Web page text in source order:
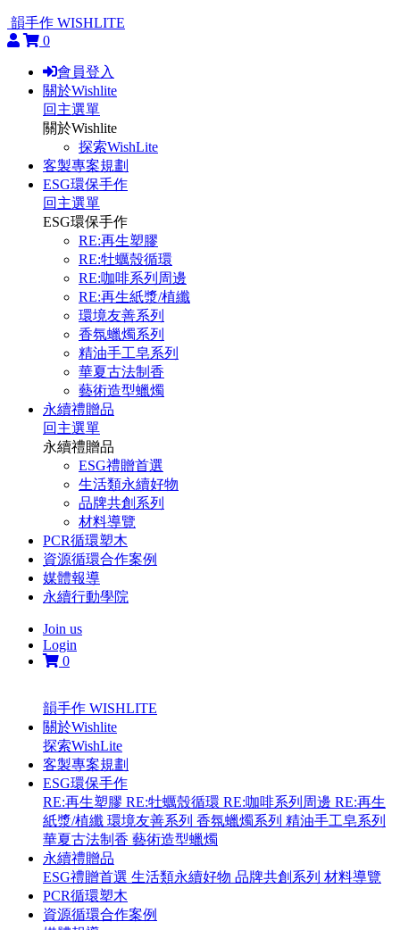
韻手作 WISHLITE
0
會員登入
關於Wishlite
回主選單
關於Wishlite
探索WishLite
客製專案規劃
ESG環保手作
回主選單
ESG環保手作
RE:再生塑膠
RE:牡蠣殼循環
RE:咖啡系列周邊
RE:再生紙漿/植纖
環境友善系列
香氛蠟燭系列
精油手工皂系列
華夏古法制香
藝術造型蠟燭
永續禮贈品
回主選單
永續禮贈品
ESG禮贈首選
生活類永續好物
品牌共創系列
材料導覽
PCR循環塑木
資源循環合作案例
媒體報導
永續行動學院
Join us
Login
0
韻手作 WISHLITE
關於Wishlite
探索WishLite
客製專案規劃
ESG環保手作
RE:再生塑膠 RE:牡蠣殼循環 RE:咖啡系列周邊 RE:再生
紙漿/植纖 環境友善系列 香氛蠟燭系列 精油手工皂系列
華夏古法制香 藝術造型蠟燭
永續禮贈品
ESG禮贈首選 生活類永續好物 品牌共創系列 材料導覽
PCR循環塑木
資源循環合作案例